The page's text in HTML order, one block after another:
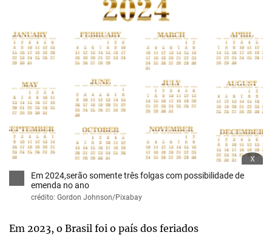
x
Em 2024,serão somente três folgas com possibilidade de
emenda no ano
crédito: Gordon Johnson/Pixabay
Em 2023, o Brasil foi o país dos feriados